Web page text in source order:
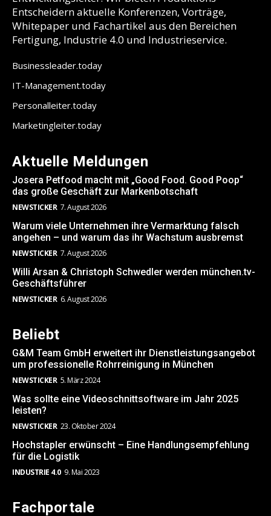
Entscheidern aktuelle Konferenzen, Vorträge,
Whitepaper und Fachartikel aus den Bereichen
Fertigung, Industrie 4.0 und Industrieservice.
Businessleader.today
IT-Management.today
Personalleiter.today
Marketingleiter.today
Aktuelle Meldungen
Josera Petfood macht mit „Good Food. Good Poop“
das große Geschäft zur Markenbotschaft
NEWSTICKER 7. August 2026
Warum viele Unternehmen ihre Vermarktung falsch
angehen – und warum das ihr Wachstum ausbremst
NEWSTICKER 7. August 2026
Willi Arsan & Christoph Schwedler werden münchen.tv-
Geschäftsführer
NEWSTICKER 6. August 2026
Beliebt
G&M Team GmbH erweitert ihr Dienstleistungsangebot
um professionelle Rohrreinigung in München
NEWSTICKER 5. März 2024
Was sollte eine Videoschnittsoftware im Jahr 2025
leisten?
NEWSTICKER 23. Oktober 2024
Hochstapler erwünscht – Eine Handlungsempfehlung
für die Logistik
INDUSTRIE 4.0 9. Mai 2023
Fachportale